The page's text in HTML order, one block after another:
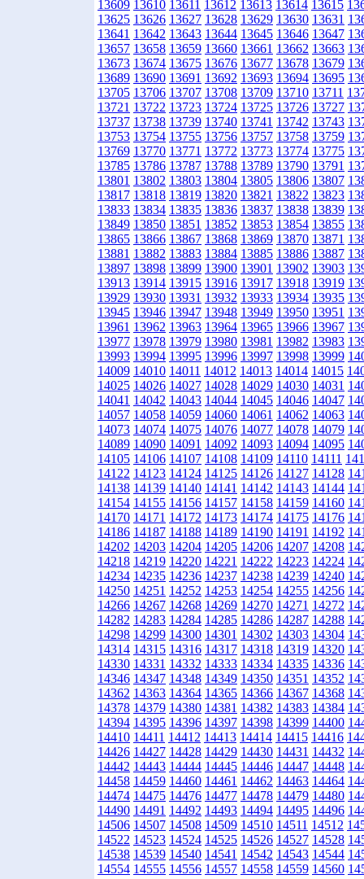
13609 13610 13611 13612 13613 13614 13615
13625 13626 13627 13628 13629 13630 13631
13641 13642 13643 13644 13645 13646 13647
13657 13658 13659 13660 13661 13662 13663
13673 13674 13675 13676 13677 13678 13679
13689 13690 13691 13692 13693 13694 13695
13705 13706 13707 13708 13709 13710 13711
13721 13722 13723 13724 13725 13726 13727
13737 13738 13739 13740 13741 13742 13743
13753 13754 13755 13756 13757 13758 13759
13769 13770 13771 13772 13773 13774 13775
13785 13786 13787 13788 13789 13790 13791
13801 13802 13803 13804 13805 13806 13807
13817 13818 13819 13820 13821 13822 13823
13833 13834 13835 13836 13837 13838 13839
13849 13850 13851 13852 13853 13854 13855
13865 13866 13867 13868 13869 13870 13871
13881 13882 13883 13884 13885 13886 13887
13897 13898 13899 13900 13901 13902 13903
13913 13914 13915 13916 13917 13918 13919
13929 13930 13931 13932 13933 13934 13935
13945 13946 13947 13948 13949 13950 13951
13961 13962 13963 13964 13965 13966 13967
13977 13978 13979 13980 13981 13982 13983
13993 13994 13995 13996 13997 13998 13999
14009 14010 14011 14012 14013 14014 14015
14025 14026 14027 14028 14029 14030 14031
14041 14042 14043 14044 14045 14046 14047
14057 14058 14059 14060 14061 14062 14063
14073 14074 14075 14076 14077 14078 14079
14089 14090 14091 14092 14093 14094 14095
14105 14106 14107 14108 14109 14110 14111
14122 14123 14124 14125 14126 14127 14128
14138 14139 14140 14141 14142 14143 14144
14154 14155 14156 14157 14158 14159 14160
14170 14171 14172 14173 14174 14175 14176
14186 14187 14188 14189 14190 14191 14192
14202 14203 14204 14205 14206 14207 14208
14218 14219 14220 14221 14222 14223 14224
14234 14235 14236 14237 14238 14239 14240
14250 14251 14252 14253 14254 14255 14256
14266 14267 14268 14269 14270 14271 14272
14282 14283 14284 14285 14286 14287 14288
14298 14299 14300 14301 14302 14303 14304
14314 14315 14316 14317 14318 14319 14320
14330 14331 14332 14333 14334 14335 14336
14346 14347 14348 14349 14350 14351 14352
14362 14363 14364 14365 14366 14367 14368
14378 14379 14380 14381 14382 14383 14384
14394 14395 14396 14397 14398 14399 14400
14410 14411 14412 14413 14414 14415 14416
14426 14427 14428 14429 14430 14431 14432
14442 14443 14444 14445 14446 14447 14448
14458 14459 14460 14461 14462 14463 14464
14474 14475 14476 14477 14478 14479 14480
14490 14491 14492 14493 14494 14495 14496
14506 14507 14508 14509 14510 14511 14512
14522 14523 14524 14525 14526 14527 14528
14538 14539 14540 14541 14542 14543 14544
14554 14555 14556 14557 14558 14559 14560